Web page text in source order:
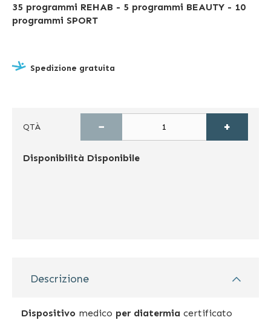
35 programmi REHAB - 5 programmi BEAUTY - 10
programmi SPORT
Spedizione gratuita
QTÀ − +
Disponibilità Disponibile
Descrizione
Dispositivo medico per diatermia certificato